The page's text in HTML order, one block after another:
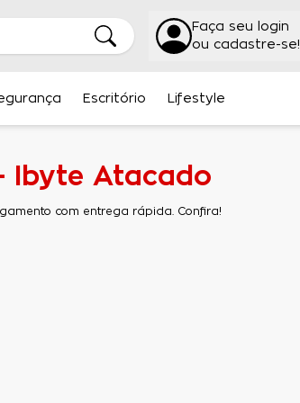
Faça seu login
ou cadastre-se!
Escritório Lifestyle
Ibyte Atacado
com entrega rápida. Confira!